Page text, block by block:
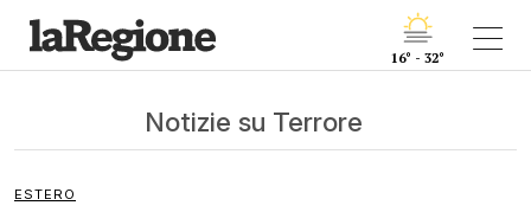
16° - 32°
Notizie su Terrore
ESTERO